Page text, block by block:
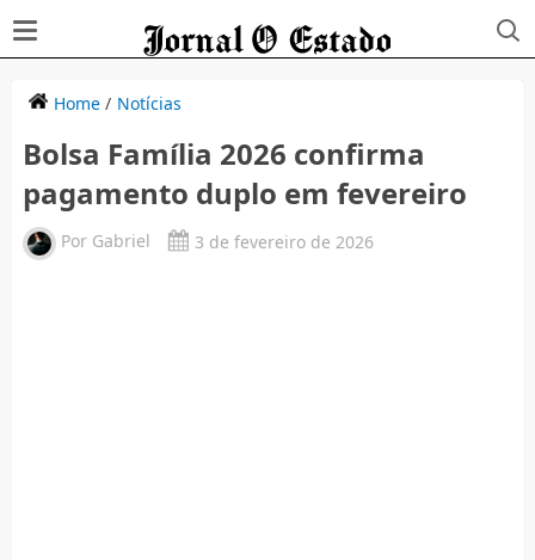
Home/ Notícias
Bolsa Família 2026 confirma
pagamento duplo em fevereiro
Por Gabriel 3 de fevereiro de 2026